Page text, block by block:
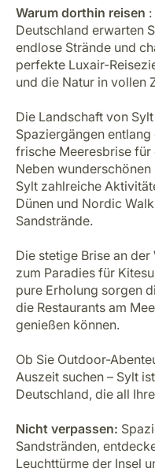
Warum dorthin reisen
Deutschland erwarten
endlose Strände und
perfekte Luxair-
und die Natur in vollen
Die Landschaft von
Spaziergängen
frische Meeresbrise
Neben
Sylt zahlreiche
Dünen und Nordic
Sandstrände.
Die stetige Brise an
zum Paradies für
pure Erholung sorgen
die Restaurants am
genießen können.
Ob Sie Outdoor-
Auszeit suchen – Sylt
Deutschland, die all
Nicht verpassen:
Sandstränden,
Leuchttürme der Insel